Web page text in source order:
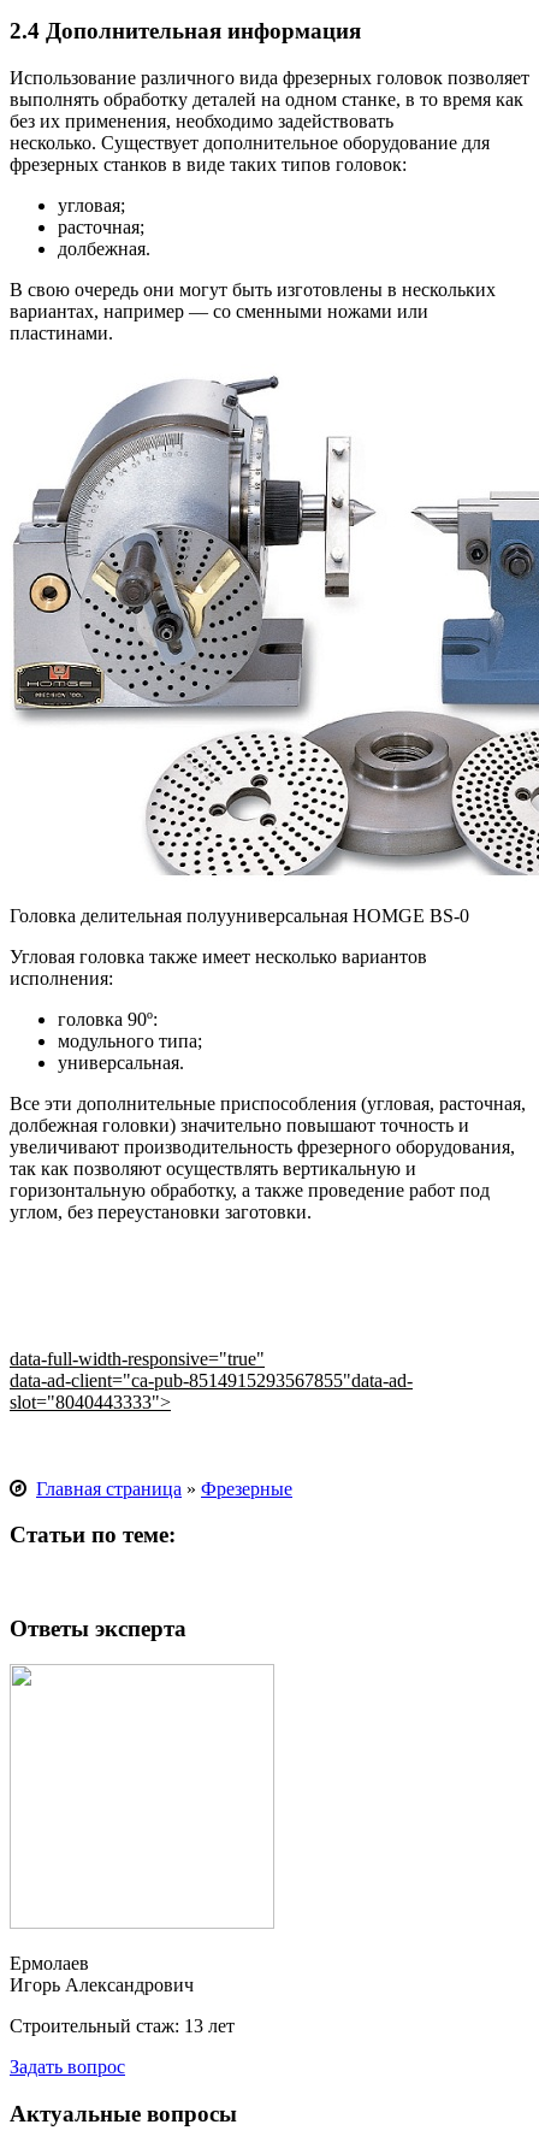
2.4 Дополнительная информация
Использование различного вида фрезерных головок позволяет
выполнять обработку деталей на одном станке, в то время как
без их применения, необходимо задействовать
несколько. Существует дополнительное оборудование для
фрезерных станков в виде таких типов головок:
угловая;
расточная;
долбежная.
В свою очередь они могут быть изготовлены в нескольких
вариантах, например — со сменными ножами или
пластинами.
Головка делительная полууниверсальная HOMGE BS-0
Угловая головка также имеет несколько вариантов
исполнения:
головка 90º:
модульного типа;
универсальная.
Все эти дополнительные приспособления (угловая, расточная,
долбежная головки) значительно повышают точность и
увеличивают производительность фрезерного оборудования,
так как позволяют осуществлять вертикальную и
горизонтальную обработку, а также проведение работ под
углом, без переустановки заготовки.
data-full-width-responsive="true"
data-ad-client="ca-pub-8514915293567855"data-ad-
slot="8040443333">
Главная страница » Фрезерные
Статьи по теме:
Ответы эксперта
Ермолаев
Игорь Александрович
Строительный стаж: 13 лет
Задать вопрос
Актуальные вопросы